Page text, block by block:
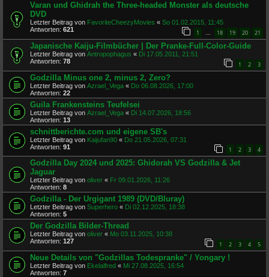
Varan und Ghidrah the Three-headed Monster als deutsche
DVD
Letzter Beitrag von FavoriteCheezyMovies « So 01.02.2015, 11:45
Antworten: 621 1 … 18 19 20 21
Japanische Kaiju-Filmbücher | Der Pranke-Full-Color-Guide
Letzter Beitrag von Antropophagus « Di 17.05.2011, 21:51
Antworten: 78 1 2 3
Godzilla Minus one 2, minus 2, Zero?
Letzter Beitrag von Azrael_Vega « Do 06.08.2026, 17:00
Antworten: 22
Guila Frankensteins Teufelsei
Letzter Beitrag von Azrael_Vega « Di 14.07.2026, 18:56
Antworten: 13
schnittberichte.com und eigene SB's
Letzter Beitrag von Kaijufan90 « Do 21.05.2026, 07:31
Antworten: 91 1 2 3 4
Godzilla Day 2024 und 2025: Ghidorah VS Godzilla & Jet
Jaguar
Letzter Beitrag von oliver « Fr 09.01.2026, 11:26
Antworten: 8
Godzilla - Der Urgigant 1989 (DVD/Bluray)
Letzter Beitrag von Superhero « Di 02.12.2025, 18:38
Antworten: 5
Der Godzilla Bilder-Thread
Letzter Beitrag von oliver « Mo 03.11.2025, 10:38
Antworten: 127 1 2 3 4 5
Neue Details von "Godzillas Todespranke" / Yongary !
Letzter Beitrag von Ekelalfred « Mi 27.08.2025, 16:54
Antworten: 7